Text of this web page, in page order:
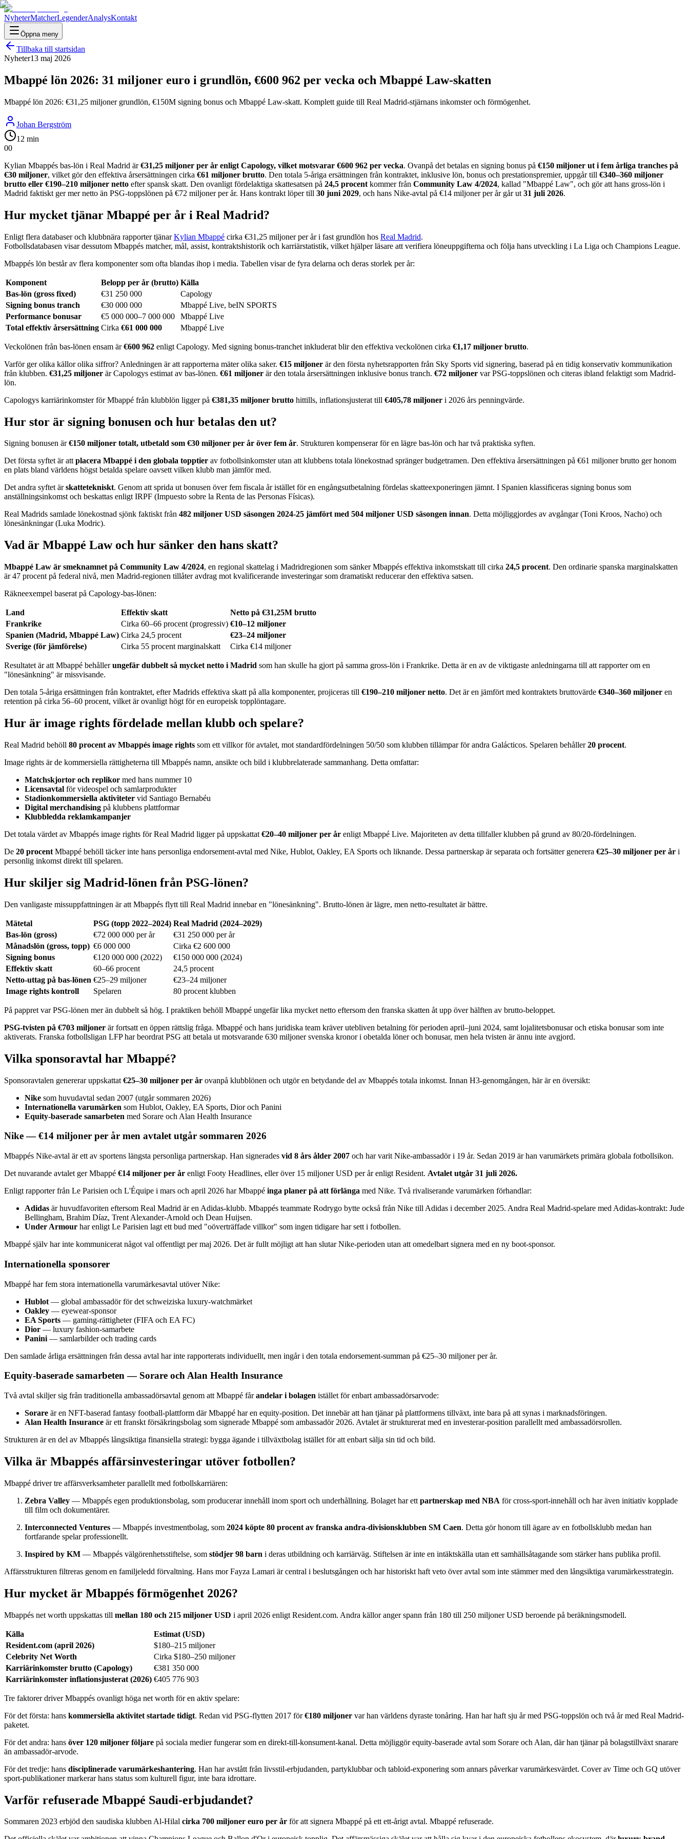
NyheterMatcherLegenderAnalysKontakt
Öppna meny
Tillbaka till startsidan
Nyheter13 maj 2026
Mbappé lön 2026: 31 miljoner euro i grundlön, €600 962 per vecka och Mbappé Law-skatten
Mbappé lön 2026: €31,25 miljoner grundlön, €150M signing bonus och Mbappé Law-skatt. Komplett guide till Real Madrid-stjärnans inkomster och förmögenhet.
Johan Bergström
12 min
00
Kylian Mbappés bas-lön i Real Madrid är€31,25 miljoner per år enligt Capology, vilket motsvarar €600 962 per vecka. Ovanpå det betalas en signing bonus på €150 miljoner ut i fem årliga tranches på
€30 miljoner, vilket gör den effektiva årsersättningen cirka €61 miljoner brutto. Den totala 5-åriga ersättningen från kontraktet, inklusive lön, bonus och prestationspremier, uppgår till €340–360 miljoner
brutto eller €190–210 miljoner netto efter spansk skatt. Den ovanligt fördelaktiga skattesatsen på 24,5 procent kommer från Community Law 4/2024, kallad "Mbappé Law", och gör att hans gross-lön i
Madrid faktiskt ger mer netto än PSG-toppslönen på €72 miljoner per år. Hans kontrakt löper till 30 juni 2029, och hans Nike-avtal på €14 miljoner per år går ut 31 juli 2026.
Hur mycket tjänar Mbappé per år i Real Madrid?
Enligt flera databaser och klubbnära rapporter tjänarKylian Mbappé cirka €31,25 miljoner per år i fast grundlön hos Real Madrid.
Fotbollsdatabasen visar dessutom Mbappés matcher, mål, assist, kontraktshistorik och karriärstatistik, vilket hjälper läsare att verifiera löneuppgifterna och följa hans utveckling i La Liga och Champions League.
Mbappés lön består av flera komponenter som ofta blandas ihop i media. Tabellen visar de fyra delarna och deras storlek per år:
Komponent Belopp per år (brutto) Källa
Bas-lön (gross fixed)
€31 250 000
Capology
Signing bonus tranch
€30 000 000
Mbappé Live, beIN SPORTS
Performance bonusar
€5 000 000–7 000 000
Mbappé Live
Total effektiv årsersättning Cirka €61 000 000 Mbappé Live
Veckolönen från bas-lönen ensam är€600 962 enligt Capology. Med signing bonus-tranchet inkluderat blir den effektiva veckolönen cirka €1,17 miljoner brutto.
Varför ger olika källor olika siffror? Anledningen är att rapporterna mäter olika saker. €15 miljoner är den första nyhetsrapporten från Sky Sports vid signering, baserad på en tidig konservativ kommunikation
från klubben. €31,25 miljoner är Capologys estimat av bas-lönen. €61 miljoner är den totala årsersättningen inklusive bonus tranch. €72 miljoner var PSG-toppslönen och citeras ibland felaktigt som Madrid-
lön.
Capologys karriärinkomster för Mbappé från klubblön ligger på €381,35 miljoner brutto hittills, inflationsjusterat till €405,78 miljoner i 2026 års penningvärde.
Hur stor är signing bonusen och hur betalas den ut?
Signing bonusen är€150 miljoner totalt, utbetald som €30 miljoner per år över fem år. Strukturen kompenserar för en lägre bas-lön och har två praktiska syften.
Det första syftet är attplacera Mbappé i den globala topptier av fotbollsinkomster utan att klubbens totala lönekostnad spränger budgetramen. Den effektiva årsersättningen på €61 miljoner brutto ger honom
en plats bland världens högst betalda spelare oavsett vilken klubb man jämför med.
Det andra syftet ärskattetekniskt. Genom att sprida ut bonusen över fem fiscala år istället för en engångsutbetalning fördelas skatteexponeringen jämnt. I Spanien klassificeras signing bonus som
anställningsinkomst och beskattas enligt IRPF (Impuesto sobre la Renta de las Personas Físicas).
Real Madrids samlade lönekostnad sjönk faktiskt från 482 miljoner USD säsongen 2024-25 jämfört med 504 miljoner USD säsongen innan. Detta möjliggjordes av avgångar (Toni Kroos, Nacho) och
lönesänkningar (Luka Modric).
Vad är Mbappé Law och hur sänker den hans skatt?
Mbappé Law är smeknamnet på Community Law 4/2024, en regional skattelag i Madridregionen som sänker Mbappés effektiva inkomstskatt till cirka 24,5 procent. Den ordinarie spanska marginalskatten
är 47 procent på federal nivå, men Madrid-regionen tillåter avdrag mot kvalificerande investeringar som dramatiskt reducerar den effektiva satsen.
Räkneexempel baserat på Capology-bas-lönen:
Land Effektiv skatt
Netto på €31,25M brutto
Frankrike
Cirka 60–66 procent (progressiv) €10–12 miljoner
Spanien (Madrid, Mbappé Law) Cirka 24,5 procent
€23–24 miljoner
Sverige (för jämförelse)
Cirka 55 procent marginalskatt Cirka €14 miljoner
Resultatet är att Mbappé behållerungefär dubbelt så mycket netto i Madrid som han skulle ha gjort på samma gross-lön i Frankrike. Detta är en av de viktigaste anledningarna till att rapporter om en
"lönesänkning" är missvisande.
Den totala 5-åriga ersättningen från kontraktet, efter Madrids effektiva skatt på alla komponenter, projiceras till €190–210 miljoner netto. Det är en jämfört med kontraktets bruttovärde €340–360 miljoner en
retention på cirka 56–60 procent, vilket är ovanligt högt för en europeisk topplöntagare.
Hur är image rights fördelade mellan klubb och spelare?
Real Madrid behöll 80 procent av Mbappés image rights som ett villkor för avtalet, mot standardfördelningen 50/50 som klubben tillämpar för andra Galácticos. Spelaren behåller20 procent.
Image rights är de kommersiella rättigheterna till Mbappés namn, ansikte och bild i klubbrelaterade sammanhang. Detta omfattar:
Matchskjortor och replikor med hans nummer 10
Licensavtal för videospel och samlarprodukter
Stadionkommersiella aktiviteter vid Santiago Bernabéu
Digital merchandising på klubbens plattformar
Klubbledda reklamkampanjer
Det totala värdet av Mbappés image rights för Real Madrid ligger på uppskattat €20–40 miljoner per år enligt Mbappé Live. Majoriteten av detta tillfaller klubben på grund av 80/20-fördelningen.
De 20 procent Mbappé behöll täcker inte hans personliga endorsement-avtal med Nike, Hublot, Oakley, EA Sports och liknande. Dessa partnerskap är separata och fortsätter generera €25–30 miljoner per år i
personlig inkomst direkt till spelaren.
Hur skiljer sig Madrid-lönen från PSG-lönen?
Den vanligaste missuppfattningen är att Mbappés flytt till Real Madrid innebar en "lönesänkning". Brutto-lönen är lägre, men netto-resultatet är bättre.
Mätetal PSG (topp 2022–2024) Real Madrid (2024–2029)
Bas-lön (gross)
€72 000 000 per år
€31 250 000 per år
Månadslön (gross, topp) €6 000 000
Cirka €2 600 000
Signing bonus
€120 000 000 (2022)
€150 000 000 (2024)
Effektiv skatt
60–66 procent
24,5 procent
Netto-uttag på bas-lönen €25–29 miljoner
€23–24 miljoner
Image rights kontroll
Spelaren 80 procent klubben
På pappret var PSG-lönen mer än dubbelt så hög. I praktiken behöll Mbappé ungefär lika mycket netto eftersom den franska skatten åt upp över hälften av brutto-beloppet.
PSG-tvisten på €703 miljoner är fortsatt en öppen rättslig fråga. Mbappé och hans juridiska team kräver utebliven betalning för perioden april–juni 2024, samt lojalitetsbonusar och etiska bonusar som inte
aktiverats. Franska fotbollsligan LFP har beordrat PSG att betala ut motsvarande 630 miljoner svenska kronor i obetalda löner och bonusar, men hela tvisten är ännu inte avgjord.
Vilka sponsoravtal har Mbappé?
Sponsoravtalen genererar uppskattat €25–30 miljoner per år ovanpå klubblönen och utgör en betydande del av Mbappés totala inkomst. Innan H3-genomgången, här är en översikt:
Nike som huvudavtal sedan 2007 (utgår sommaren 2026)
Internationella varumärken som Hublot, Oakley, EA Sports, Dior och Panini
Equity-baserade samarbeten med Sorare och Alan Health Insurance
Nike — €14 miljoner per år men avtalet utgår sommaren 2026
Mbappés Nike-avtal är ett av sportens längsta personliga partnerskap. Han signerades vid 8 års ålder 2007 och har varit Nike-ambassadör i 19 år. Sedan 2019 är han varumärkets primära globala fotbollsikon.
Det nuvarande avtalet ger Mbappé €14 miljoner per år enligt Footy Headlines, eller över 15 miljoner USD per år enligt Resident. Avtalet utgår 31 juli 2026.
Enligt rapporter från Le Parisien och L'Équipe i mars och april 2026 har Mbappé inga planer på att förlänga med Nike. Två rivaliserande varumärken förhandlar:
Adidas är huvudfavoriten eftersom Real Madrid är en Adidas-klubb. Mbappés teammate Rodrygo bytte också från Nike till Adidas i december 2025. Andra Real Madrid-spelare med Adidas-kontrakt: Jude
Bellingham, Brahim Díaz, Trent Alexander-Arnold och Dean Huijsen.
Under Armour har enligt Le Parisien lagt ett bud med "oöverträffade villkor" som ingen tidigare har sett i fotbollen.
Mbappé själv har inte kommunicerat något val offentligt per maj 2026. Det är fullt möjligt att han slutar Nike-perioden utan att omedelbart signera med en ny boot-sponsor.
Internationella sponsorer
Mbappé har fem stora internationella varumärkesavtal utöver Nike:
Hublot — global ambassadör för det schweiziska luxury-watchmärket
Oakley — eyewear-sponsor
EA Sports — gaming-rättigheter (FIFA och EA FC)
Dior — luxury fashion-samarbete
Panini — samlarbilder och trading cards
Den samlade årliga ersättningen från dessa avtal har inte rapporterats individuellt, men ingår i den totala endorsement-summan på €25–30 miljoner per år.
Equity-baserade samarbeten — Sorare och Alan Health Insurance
Två avtal skiljer sig från traditionella ambassadörsavtal genom att Mbappé fårandelar i bolagen istället för enbart ambassadörsarvode:
Sorare är en NFT-baserad fantasy football-plattform där Mbappé har en equity-position. Det innebär att han tjänar på plattformens tillväxt, inte bara på att synas i marknadsföringen.
Alan Health Insurance är ett franskt försäkringsbolag som signerade Mbappé som ambassadör 2026. Avtalet är strukturerat med en investerar-position parallellt med ambassadörsrollen.
Strukturen är en del av Mbappés långsiktiga finansiella strategi: bygga ägande i tillväxtbolag istället för att enbart sälja sin tid och bild.
Vilka är Mbappés affärsinvesteringar utöver fotbollen?
Mbappé driver tre affärsverksamheter parallellt med fotbollskarriären:
Zebra Valley — Mbappés egen produktionsbolag, som producerar innehåll inom sport och underhållning. Bolaget har ett partnerskap med NBA för cross-sport-innehåll och har även initiativ kopplade
till film och dokumentärer.
Interconnected Ventures — Mbappés investmentbolag, som 2024 köpte 80 procent av franska andra-divisionsklubben SM Caen. Detta gör honom till ägare av en fotbollsklubb medan han
fortfarande spelar professionellt.
Inspired by KM — Mbappés välgörenhetsstiftelse, som stödjer 98 barn i deras utbildning och karriärväg. Stiftelsen är inte en intäktskälla utan ett samhällsåtagande som stärker hans publika profil.
Affärsstrukturen filtreras genom en familjeledd förvaltning. Hans mor Fayza Lamari är central i beslutsgången och har historiskt haft veto över avtal som inte stämmer med den långsiktiga varumärkesstrategin.
Hur mycket är Mbappés förmögenhet 2026?
Mbappés net worth uppskattas till mellan 180 och 215 miljoner USD i april 2026 enligt Resident.com. Andra källor anger spann från 180 till 250 miljoner USD beroende på beräkningsmodell.
Källa
Estimat (USD)
Resident.com (april 2026)
$180–215 miljoner
Celebrity Net Worth
Cirka $180–250 miljoner
Karriärinkomster brutto (Capology)
€381 350 000
Karriärinkomster inflationsjusterat (2026) €405 776 903
Tre faktorer driver Mbappés ovanligt höga net worth för en aktiv spelare:
För det första: hans kommersiella aktivitet startade tidigt. Redan vid PSG-flytten 2017 för€180 miljoner var han världens dyraste tonåring. Han har haft sju år med PSG-toppslön och två år med Real Madrid-
paketet.
För det andra: hans över 120 miljoner följare på sociala medier fungerar som en direkt-till-konsument-kanal. Detta möjliggör equity-baserade avtal som Sorare och Alan, där han tjänar på bolagstillväxt snarare
än ambassadör-arvode.
För det tredje: hans disciplinerade varumärkeshantering. Han har avstått från livsstil-erbjudanden, partyklubbar och tabloid-exponering som annars påverkar varumärkesvärdet. Cover av Time och GQ utöver
sport-publikationer markerar hans status som kulturell figur, inte bara idrottare.
Varför refuserade Mbappé Saudi-erbjudandet?
Sommaren 2023 erbjöd den saudiska klubben Al-Hilal cirka 700 miljoner euro per år för att signera Mbappé på ett ett-årigt avtal. Mbappé refuserade.